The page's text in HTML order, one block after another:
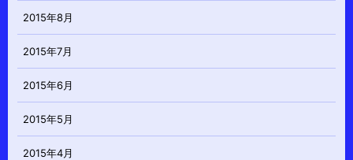
2015年8月
2015年7月
2015年6月
2015年5月
2015年4月